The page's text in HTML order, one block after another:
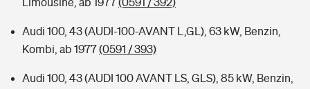
Audi 100, 43 (AUDI-100-AVANT L,GL), 63 kW, Benzin,
Kombi, ab 1977(0591 / 393)
Audi 100, 43 (AUDI 100 AVANT LS, GLS), 85 kW, Benzin,